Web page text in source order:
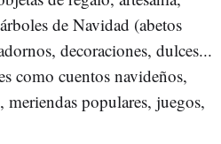
de Navidad (abetos
decoraciones, dulces...
como cuentos navideños,
meriendas populares, juegos,